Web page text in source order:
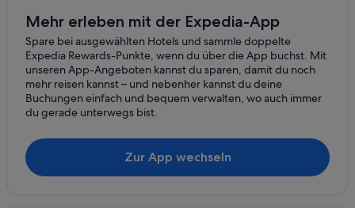
Mehr erleben mit der Expedia-App
Spare bei ausgewählten Hotels und sammle doppelte
Expedia Rewards-Punkte, wenn du über die App buchst. Mit
unseren App-Angeboten kannst du sparen, damit du noch
mehr reisen kannst – und nebenher kannst du deine
Buchungen einfach und bequem verwalten, wo auch immer
du gerade unterwegs bist.
Zur App wechseln